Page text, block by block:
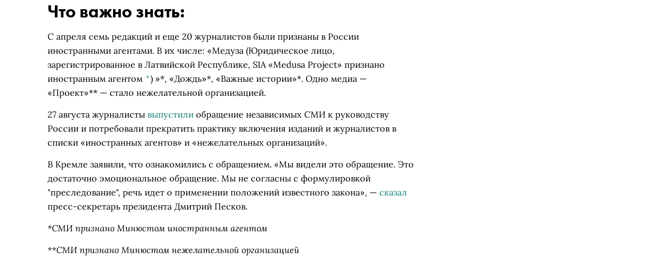
Что важно знать:
С апреля семь редакций и еще 20 журналистов были признаны в России
иностранными агентами. В их числе: «Медуза (Юридическое лицо,
зарегистрированное в Латвийской Республике, SIA «Medusa Project» признано
иностранным агентом *) »*, «Дождь»*, «Важные истории»*. Одно медиа —
«Проект»** — стало нежелательной организацией.
27 августа журналисты выпустили обращение независимых СМИ к руководству
России и потребовали прекратить практику включения изданий и журналистов в
списки «иностранных агентов» и «нежелательных организаций».
В Кремле заявили, что ознакомились с обращением. «Мы видели это обращение. Это
достаточно эмоциональное обращение. Мы не согласны с формулировкой
"преследование", речь идет о применении положений известного закона», — сказал
пресс-секретарь президента Дмитрий Песков.
*СМИ признано Минюстом иностранным агентом
**СМИ признано Минюстом нежелательной организацией